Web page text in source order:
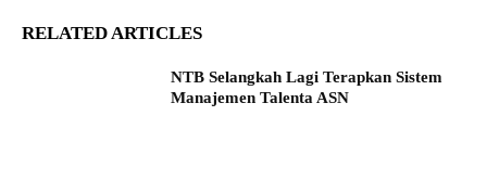
RELATED ARTICLES
NTB Selangkah Lagi Terapkan Sistem
Manajemen Talenta ASN